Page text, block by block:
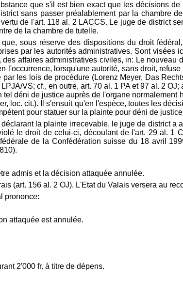
que s'il est bien exact que les décisions
sans passer préalablement par la chambre
de l'art. 118 al. 2 LACCS. Le juge de district
de la chambre de tutelle.
sous réserve des dispositions du droit
par les autorités administratives. Sont visées
affaires administratives civiles, in: Le
l'occurrence, lorsqu'une autorité, sans droit,
les lois de procédure (Lorenz Meyer, Das
VS; cf., en outre, art. 70 al. 1 PA et 97 al. 2
tel déni de justice auprès de l'organe
loc. cit.). Il s'ensuit qu'en l'espèce, toutes les
pour statuer sur la plainte pour déni de
la plainte irrecevable, le juge de district
le droit de celui-ci, découlant de l'art. 29 al. 1
de la Confédération suisse du 18 avril
admis et la décision attaquée annulée.
(art. 156 al. 2 OJ). L'Etat du Valais versera au
prononce:
attaquée est annulée.
2'000 fr. à titre de dépens.